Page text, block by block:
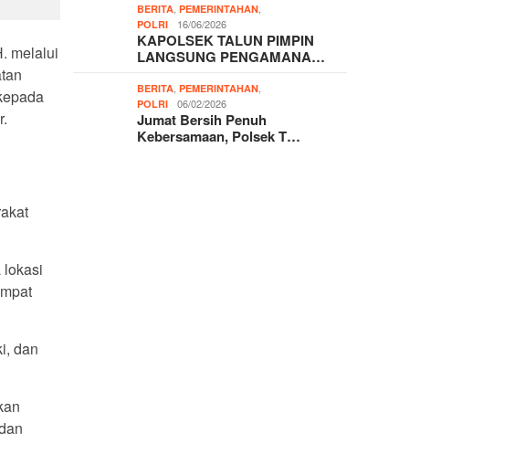
melalui
lokasi
dan
BERITA,PEMERINTAHAN,
POLRI 16/06/2026
KAPOLSEK TALUN PIMPIN
LANGSUNG PENGAMANA…
BERITA,PEMERINTAHAN,
POLRI 06/02/2026
Jumat Bersih Penuh
Kebersamaan, Polsek T…